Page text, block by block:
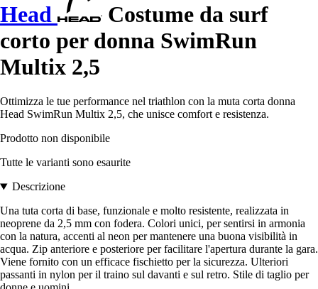
Head
Costume da surf
corto per donna SwimRun
Multix 2,5
Ottimizza le tue performance nel triathlon con la muta corta donna
Head SwimRun Multix 2,5, che unisce comfort e resistenza.
Prodotto non disponibile
Tutte le varianti sono esaurite
Descrizione
Una tuta corta di base, funzionale e molto resistente, realizzata in
neoprene da 2,5 mm con fodera. Colori unici, per sentirsi in armonia
con la natura, accenti al neon per mantenere una buona visibilità in
acqua. Zip anteriore e posteriore per facilitare l'apertura durante la gara.
Viene fornito con un efficace fischietto per la sicurezza. Ulteriori
passanti in nylon per il traino sul davanti e sul retro. Stile di taglio per